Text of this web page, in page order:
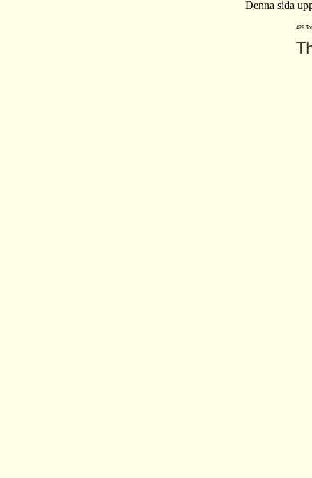
Denna sida